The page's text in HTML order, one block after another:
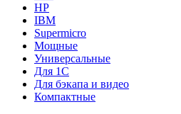
HP
IBM
Supermicro
Мощные
Универсальные
Для 1С
Для бэкапа и видео
Компактные